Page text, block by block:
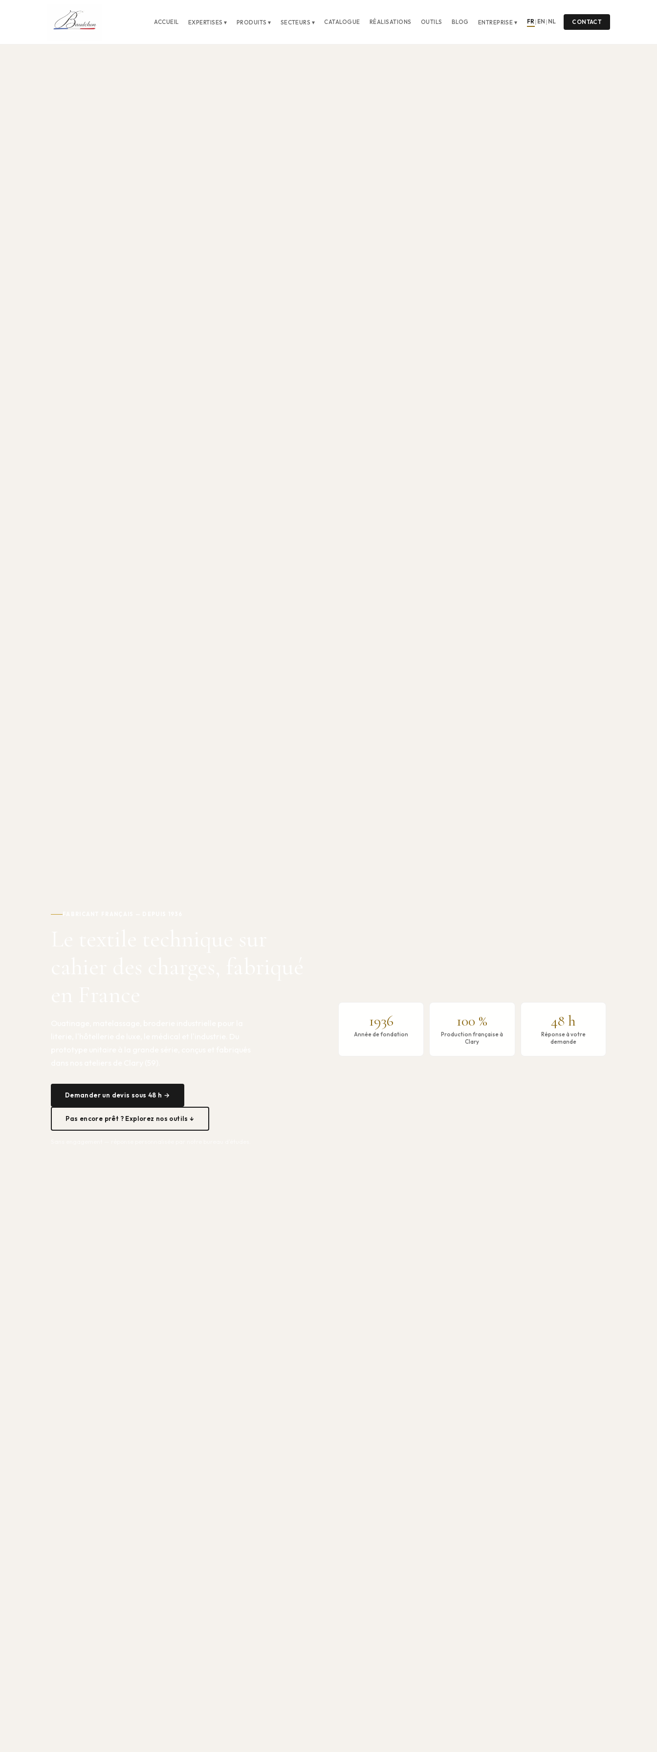
ACCUEIL EXPERTISES ▾ PRODUITS ▾ SECTEURS ▾ CATALOGUE RÉALISATIONS OUTILS BLOG ENTREPRISE ▾ FR | EN | NL CONTACT
Demander un devis sous 48 h →
Pas encore prêt ? Explorez nos outils ↓
1936
Année de fondation
100 %
Production française à
Clary
48 h
Réponse à votre
demande